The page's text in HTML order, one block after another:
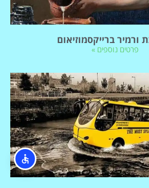
ורמיר ברייקסמוזיאום
פרטים נוספים »